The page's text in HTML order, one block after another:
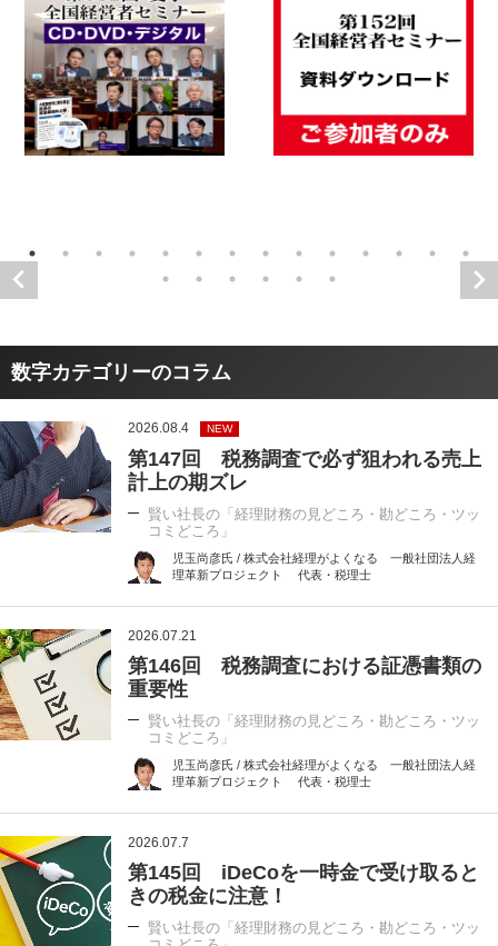
数字カテゴリーのコラム
2026.08.4 NEW
第147回 税務調査で必ず狙われる売上
計上の期ズレ
賢い社長の「経理財務の見どころ・勘どころ・ツッ
コミどころ」
児玉尚彦氏 / 株式会社経理がよくなる 一般社団法人経
理革新プロジェクト 代表・税理士
2026.07.21
第146回 税務調査における証憑書類の
重要性
賢い社長の「経理財務の見どころ・勘どころ・ツッ
コミどころ」
児玉尚彦氏 / 株式会社経理がよくなる 一般社団法人経
理革新プロジェクト 代表・税理士
2026.07.7
第145回 iDeCoを一時金で受け取ると
きの税金に注意！
賢い社長の「経理財務の見どころ・勘どころ・ツッ